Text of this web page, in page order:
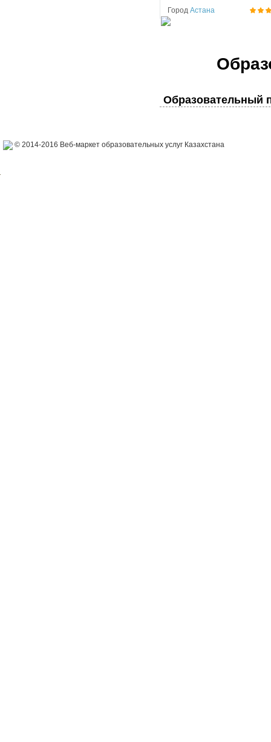
Город Астана
Образовательный
© 2014-2016 Веб-маркет образовательных услуг Казахстана